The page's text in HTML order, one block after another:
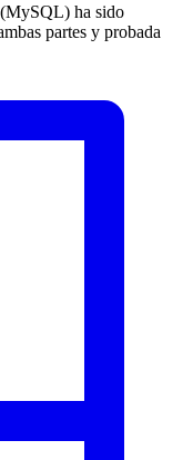
ha sido
partes y probada